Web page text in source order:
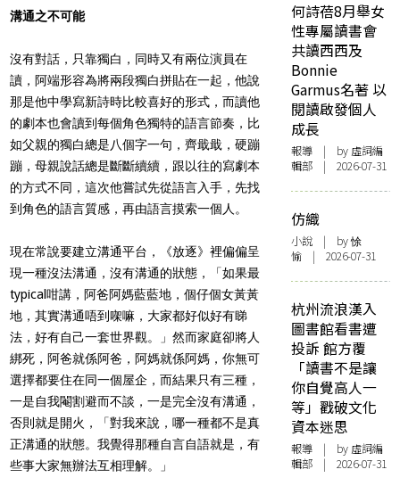
溝通之不可能
沒有對話，只靠獨白，同時又有兩位演員在
讀，阿端形容為將兩段獨白拼貼在一起，他說
那是他中學寫新詩時比較喜好的形式，而讀他
的劇本也會讀到每個角色獨特的語言節奏，比
如父親的獨白總是八個字一句，齊戢戢，硬蹦
蹦，母親說話總是斷斷續續，跟以往的寫劇本
的方式不同，這次他嘗試先從語言入手，先找
到角色的語言質感，再由語言摸索一個人。
現在常說要建立溝通平台，《放逐》裡偏偏呈
現一種沒法溝通，沒有溝通的狀態，「如果最
typical咁講，阿爸阿媽藍藍地，個仔個女黃黃
地，其實溝通唔到㗎嘛，大家都好似好有睇
法，好有自己一套世界觀。」然而家庭卻將人
綁死，阿爸就係阿爸，阿媽就係阿媽，你無可
選擇都要住在同一個屋企，而結果只有三種，
一是自我閹割避而不談，一是完全沒有溝通，
否則就是開火，「對我來說，哪一種都不是真
正溝通的狀態。我覺得那種自言自語就是，有
些事大家無辦法互相理解。」
何詩蓓8月舉女
性專屬讀書會
共讀西西及
Bonnie
Garmus名著 以
閱讀啟發個人
成長
報導 | by 虛詞編
輯部 | 2026-07-31
仿織
小說 | by 悇
愉 | 2026-07-31
杭州流浪漢入
圖書館看書遭
投訴 館方覆
「讀書不是讓
你自覺高人一
等」戳破文化
資本迷思
報導 | by 虛詞編
輯部 | 2026-07-31